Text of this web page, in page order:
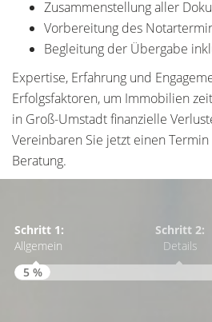
Zusammenstellung aller
Vorbereitung des
Begleitung der Übergabe
Expertise, Erfahrung und
Erfolgsfaktoren, um Immobilien
in Groß-Umstadt finanzielle
Vereinbaren Sie jetzt einen
Beratung.
Schritt 1:
Allgemein
Schritt 2:
Details
5 %